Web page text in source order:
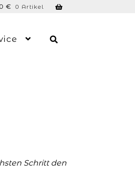
€ 0 Artikel
Schritt den